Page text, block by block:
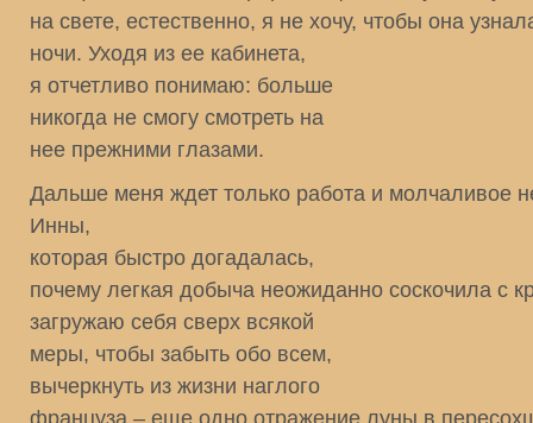
на свете, естественно, я не хочу, чтобы она
ночи. Уходя из ее кабинета,
я отчетливо понимаю: больше
никогда не смогу смотреть на
нее прежними глазами.
Дальше меня ждет только работа и молчаливое
Инны,
которая быстро догадалась,
почему легкая добыча неожиданно соскочила с
загружаю себя сверх всякой
меры, чтобы забыть обо всем,
вычеркнуть из жизни наглого
француза – еще одно отражение луны в